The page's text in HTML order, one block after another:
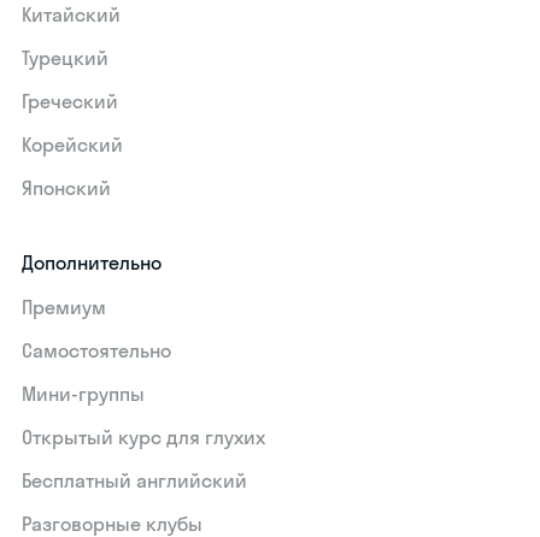
Китайский
Турецкий
Греческий
Корейский
Японский
Дополнительно
Премиум
Самостоятельно
Мини-группы
Открытый курс для глухих
Бесплатный английский
Разговорные клубы